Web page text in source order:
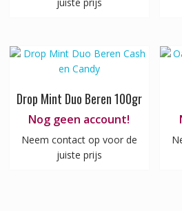
Drop Mint Duo Beren 100gr
Nog geen account!
Neem contact op voor de
juiste prijs